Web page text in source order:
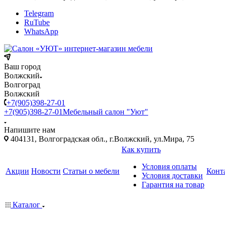
Telegram
RuTube
WhatsApp
Ваш город
Волжский
Волгоград
Волжский
+7(905)398-27-01
+7(905)398-27-01Мебельный салон "Уют"
Напишите нам
404131, Волгоградская обл., г.Волжский, ул.Мира, 75
Акции Новости Статьи о мебели
Как купить
Условия оплаты
Условия доставки
Гарантия на товар
Каталог